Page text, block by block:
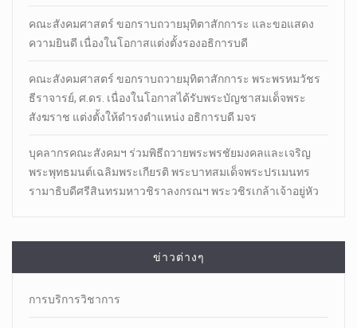
คณะสังคมศาสตร์ ขอกราบถวายมุทิตาสักการะ และขอแสดง
ความยินดี เนื่องในโอกาสแต่งตั้งรองอธิการบดี
คณะสังคมศาสตร์ ขอกราบถวายมุทิตาสักการะ พระพรหมวัชร
ธีราจารย์, ศ.ดร. เนื่องในโอกาสได้รับพระบัญชาสมเด็จพระ
สังฆราช แต่งตั้งให้ดำรงตำแหน่ง อธิการบดี มจร
บุคลากรคณะสังคมฯ ร่วมพิธีถวายพระพรชัยมงคลและเจริญ
พระพุทธมนต์เฉลิมพระเกียรติ พระบาทสมเด็จพระปรเมนทร
รามาธิบดีศรีสินทรมหาวชิราลงกรณฯ พระวชิรเกล้าเจ้าอยู่หัว
ข่าวต่างๆ
การบริการวิชาการ